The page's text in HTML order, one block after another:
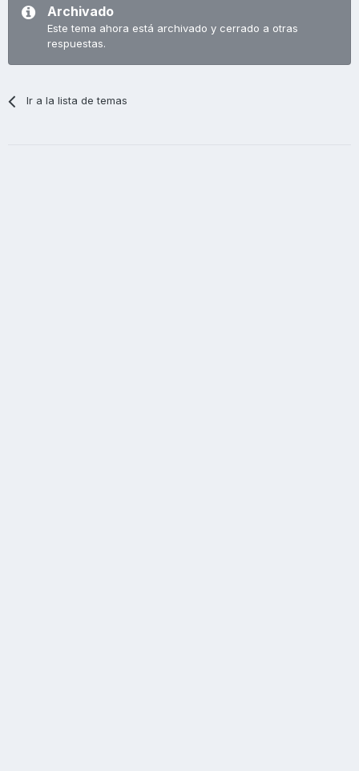
Archivado
Este tema ahora está archivado y cerrado a otras
respuestas.
Ir a la lista de temas